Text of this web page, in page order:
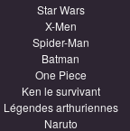
Star Wars
X-Men
Spider-Man
Batman
One Piece
Ken le survivant
Légendes arthuriennes
Naruto